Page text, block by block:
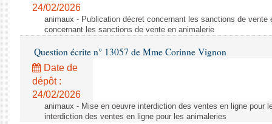
24/02/2026
animaux - Publication décret concernant les sanctions de vente
concernant les sanctions de vente en animalerie
Question écrite n° 13057 de Mme Corinne Vignon
Date de
dépôt :
24/02/2026
animaux - Mise en oeuvre interdiction des ventes en ligne pour
interdiction des ventes en ligne pour les animaleries